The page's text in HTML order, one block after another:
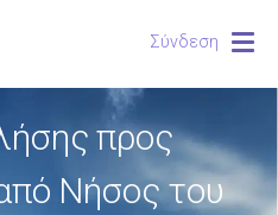
Σύνδεση
προς
Νήσος του